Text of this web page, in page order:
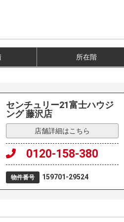
所在階
センチュリー21富士ハウジ
ング 藤沢店
店舗詳細はこちら
0120-158-380
物件番号 159701-29524